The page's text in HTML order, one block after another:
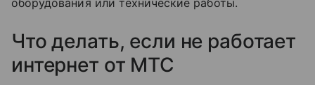
Что делать, если не работает
интернет от МТС